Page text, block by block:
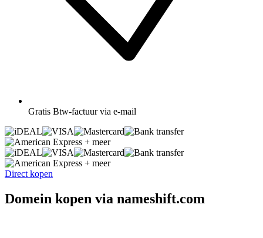
Gratis Btw-factuur via e-mail
+ meer
+ meer
Direct kopen
Domein kopen via nameshift.com